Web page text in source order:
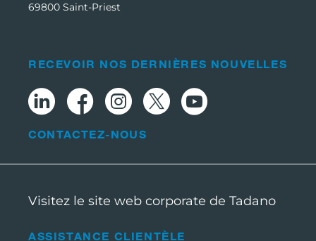
69800 Saint-Priest
ASSISTANCE CLIENTÈLE
RECEVOIR NOS DERNIÈRES NOUVELLES
CONTACTEZ-NOUS
Visitez le site web corporate de Tadano